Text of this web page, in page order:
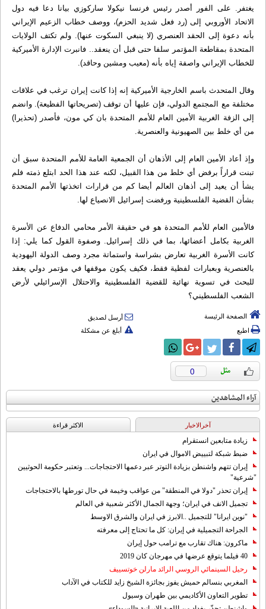
يغتفر. على الفور أصدر رئيس فرنسا نيكولا ساركوزي بيانا دعا فيه دول
الاتحاد الأوروبي إلى (رد فعل شديد الحزم)، ووصف خطاب الزعيم الإيراني
بأنه دعوة إلى الحقد العنصري (لا ينبغي السكوت عنها). ولم تكتف الولايات
المتحدة بمقاطعة المؤتمر سلفا حتى قبل أن ينعقد.. فانبرت الإدارة الأميركية
للخطاب الإيراني واصفة إياه بأنه (معيب ومشين وحاقد).
وقال المتحدث باسم الخارجية الأميركية إنه إذا كانت إيران ترغب في علاقات
مختلفة مع المجتمع الدولي، فإن عليها أن توقف (تصريحاتها الفظيعة). وانضم
إلى الزفة الغربية الأمين العام للأمم المتحدة بان كي مون، فأصدر (تحذيرا)
من أي خلط بين الصهيونية والعنصرية.
وإذ أعاد الأمين العام إلى الأذهان أن الجمعية العامة للأمم المتحدة سبق أن
تبنت قراراً برفض أي خلط من هذا القبيل، لكنه عند هذا الحد ابتلع ذمته فلم
يشأ أن يعيد إلى أذهان العالم أيضا كم من قرارات اتخذتها الأمم المتحدة
بشأن القضية الفلسطينية ورفضت إسرائيل الانصياع لها.
فالأمين العام للأمم المتحدة هو في حقيقة الأمر محامي الدفاع عن الأسرة
الغربية بكامل أعضائها، بما في ذلك إسرائيل. وصفوة القول كما يلي: إذا
كانت الأسرة الغربية تعارض بشراسة واستماتة مجرد وصف الدولة اليهودية
بالعنصرية وبعبارات لفظية فقط، فكيف يكون موقفها في مؤتمر دولي يعقد
للبحث في تسوية نهائية للقضية الفلسطينية والاحتلال الإسرائيلي لأرض
الشعب الفلسطيني؟
الصفحة الرئيسة
أرسل لصديق
اطبع
أبلغ عن مشكلة
0
آراء المشاهدين
آخرالاخبار الاکثر قراءة
زيادة متابعين انستقرام
ضبط شبكة لتبييض الاموال في ايران
إيران تتهم واشنطن بزيادة التوتر عبر دعمها الاحتجاجات... وتعتبر حكومة الحوثيين
"شرعية"
إيران تحذر "دولا في المنطقة" من عواقب وخيمة في حال تورطها بالاحتجاجات
تجميل الانف في ايران؛ وجهة الجمال الأكثر شعبية في العالم
"نوين ايرانا" للتجميل ..الابرز في ايران والشرق الاوسط
الجراحة التجميلية في إيران: كل ما تحتاج إلى معرفته
ماكرون: هناك تقارب مع ترامب حول إيران
40 فيلما يتوقع عرضها في مهرجان كان 2019
رحيل السينمائي الروسي الرائد مارلن خوتسييف
المغربي بنسالم حميش يفوز بجائزة الشيخ زايد للكتاب في الآداب
تطوير التعاون الأكاديمي بين طهران وسيول